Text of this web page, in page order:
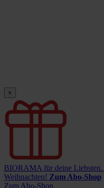
×
BIORAMA für deine Liebsten.
Weihnachten! Zum Abo-Shop
Zum Abo-Shop